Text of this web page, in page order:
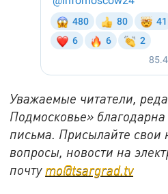
Уважаемые читатели,
Подмосковье»
письма. Присылайте свои
вопросы, новости на
почту mo@tsargrad.tv